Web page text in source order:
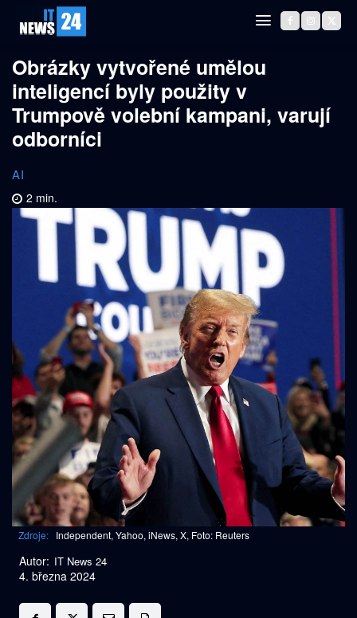
Obrázky vytvořené umělou
inteligencí byly použity v
Trumpově volební kampani, varují
odborníci
AI
2 min.
Zdroje: Independent, Yahoo, iNews, X, Foto: Reuters
Autor: IT News 24
4. března 2024